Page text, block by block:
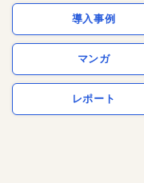
導入事例
マンガ
レポート